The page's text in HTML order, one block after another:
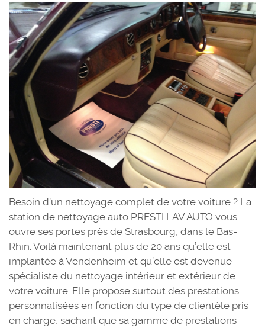
Besoin d’un nettoyage complet de votre voiture ? La
station de nettoyage auto PRESTI LAV AUTO vous
ouvre ses portes près de Strasbourg, dans le Bas-
Rhin. Voilà maintenant plus de 20 ans qu’elle est
implantée à Vendenheim et qu’elle est devenue
spécialiste du nettoyage intérieur et extérieur de
votre voiture. Elle propose surtout des prestations
personnalisées en fonction du type de clientèle pris
en charge, sachant que sa gamme de prestations